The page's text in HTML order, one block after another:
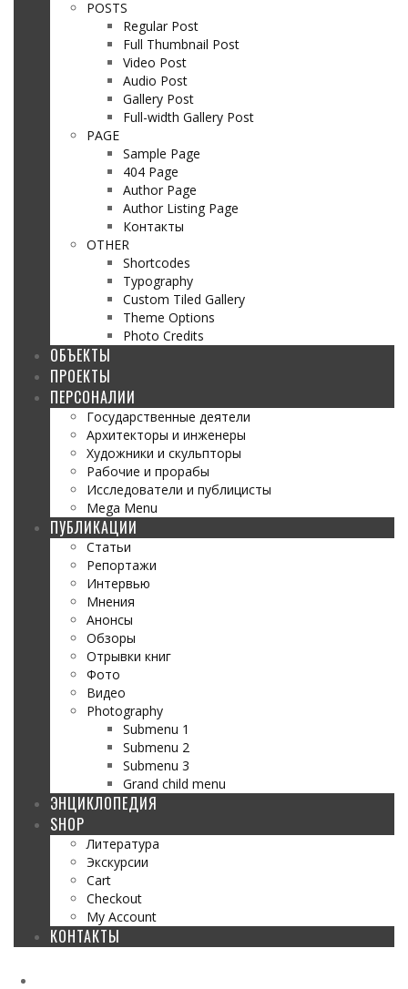
POSTS
Regular Post
Full Thumbnail Post
Video Post
Audio Post
Gallery Post
Full-width Gallery Post
PAGE
Sample Page
404 Page
Author Page
Author Listing Page
Контакты
OTHER
Shortcodes
Typography
Custom Tiled Gallery
Theme Options
Photo Credits
ОБЪЕКТЫ
ПРОЕКТЫ
ПЕРСОНАЛИИ
Государственные деятели
Архитекторы и инженеры
Художники и скульпторы
Рабочие и прорабы
Исследователи и публицисты
Mega Menu
ПУБЛИКАЦИИ
Статьи
Репортажи
Интервью
Мнения
Анонсы
Обзоры
Отрывки книг
Фото
Видео
Photography
Submenu 1
Submenu 2
Submenu 3
Grand child menu
ЭНЦИКЛОПЕДИЯ
SHOP
Литература
Экскурсии
Cart
Checkout
My Account
КОНТАКТЫ